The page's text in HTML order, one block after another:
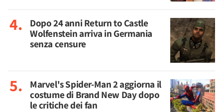
Dopo 24 anni Return to Castle
Wolfenstein arriva in Germania
senza censure
Marvel's Spider-Man 2 aggiorna il
costume di Brand New Day dopo
le critiche dei fan